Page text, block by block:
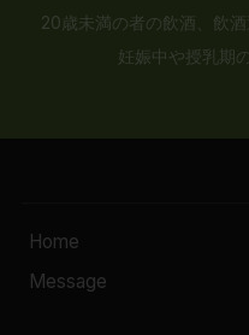
20歳未満の者の飲酒、飲
妊娠中や授乳期
Home
Message